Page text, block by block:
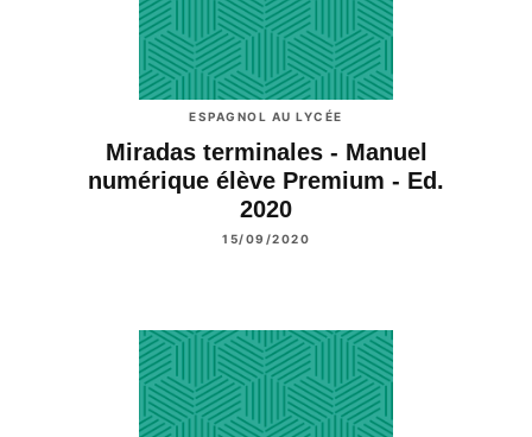
ESPAGNOL AU LYCÉE
Miradas terminales - Manuel
numérique élève Premium - Ed.
2020
15/09/2020